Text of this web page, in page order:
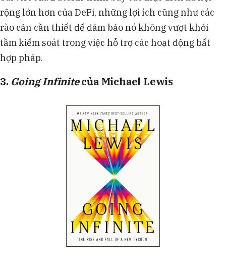
rộng lớn hơn của DeFi, những lợi ích cũng như các
rào cản cần thiết để đảm bảo nó không vượt khỏi
tầm kiểm soát trong việc hỗ trợ các hoạt động bất
hợp pháp.
3. Going Infinitecủa Michael Lewis